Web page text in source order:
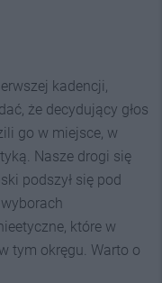
kadencji,
że decydujący głos
go w miejsce, w
Nasze drogi się
podszył się pod
które w
tym okręgu. Warto o